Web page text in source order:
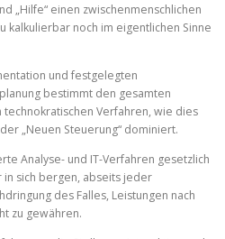
„Hilfe“ einen zwischenmenschlichen
kalkulierbar noch im eigentlichen Sinne
und festgelegten
bestimmt den gesamten
technokratischen Verfahren, wie dies
„Neuen Steuerung“ dominiert.
Analyse- und IT-Verfahren gesetzlich
sich bergen, abseits jeder
des Falles, Leistungen nach
zu gewähren.